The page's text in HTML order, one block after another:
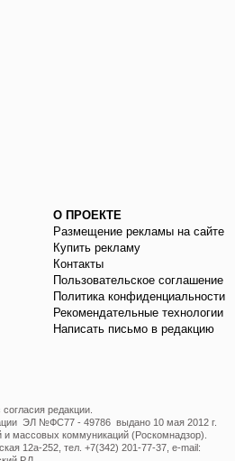
О ПРОЕКТЕ
Размещение рекламы на сайте
Купить рекламу
Контакты
Пользовательское соглашение
Политика конфиденциальности
Рекомендательные технологии
Написать письмо в редакцию
редакции.
ЭЛ №ФС77 - 49786 выдано 10 мая 2012 г.
массовых коммуникаций (Роскомнадзор).
12а-252, тел. +7(342) 201-77-37, e-mail: